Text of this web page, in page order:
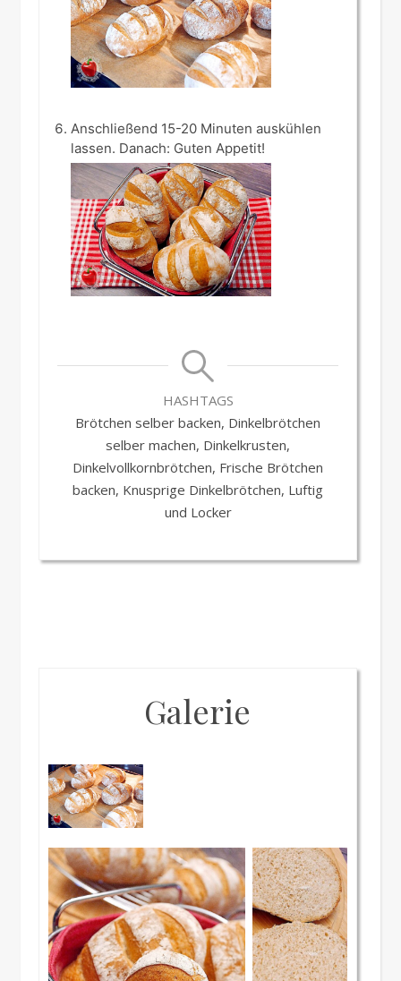
Anschließend 15-20 Minuten auskühlen
lassen. Danach: Guten Appetit!
HASHTAGS
Brötchen selber backen, Dinkelbrötchen
selber machen, Dinkelkrusten,
Dinkelvollkornbrötchen, Frische Brötchen
backen, Knusprige Dinkelbrötchen, Luftig
und Locker